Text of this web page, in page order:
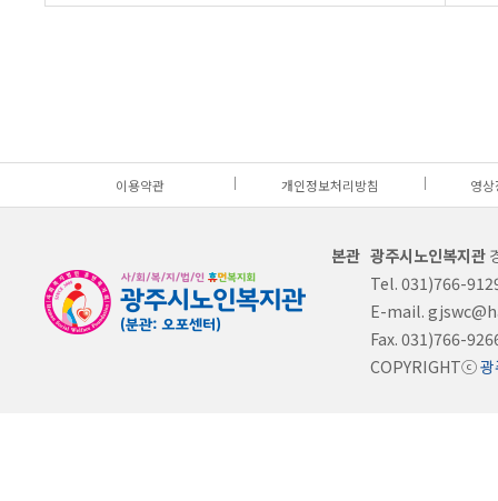
이용약관 개인정보처리방침 영
광주시노인복지관
Tel. 031)766-
E-mail.
Fax. 031)766-
COPYRIGHTⓒ